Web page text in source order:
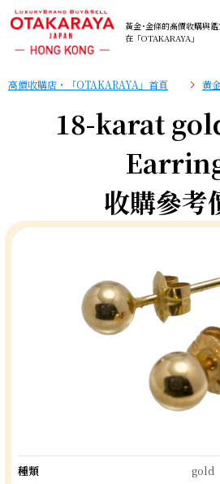
黃金･金條的高價收購與
在「OTAKARAYA」
高價收購店・「OTAKARAYA」首頁 黄
18-karat
收購參考
種類
gold